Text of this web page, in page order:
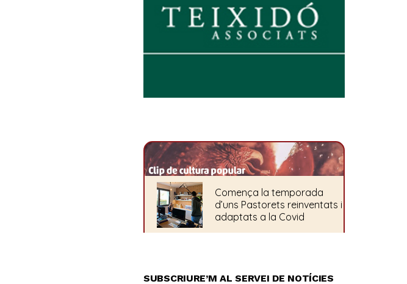
SUBSCRIURE’M AL SERVEI DE NOTÍCIES